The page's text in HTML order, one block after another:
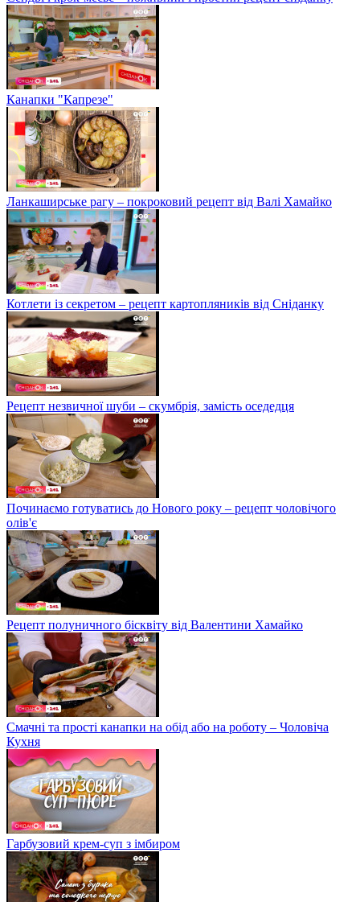
Канапки "Капрезе"
Ланкаширське рагу – покроковий рецепт від Валі Хамайко
Котлети із секретом – рецепт картопляників від Сніданку
Рецепт незвичної шуби – скумбрія, замість оседедця
Починаємо готуватись до Нового року – рецепт чоловічого
олів'є
Рецепт полуничного бісквіту від Валентини Хамайко
Смачні та прості канапки на обід або на роботу – Чоловіча
Кухня
Гарбузовий крем-суп з імбиром